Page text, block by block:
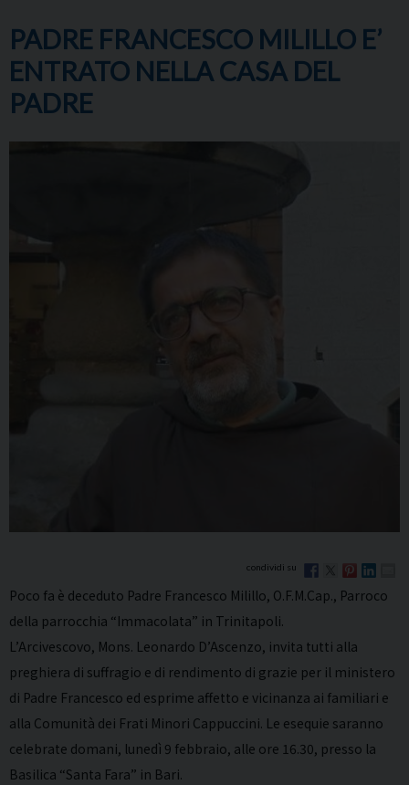
PADRE FRANCESCO MILILLO E’
ENTRATO NELLA CASA DEL
PADRE
Poco fa è deceduto Padre Francesco Milillo, O.F.M.Cap., Parroco
della parrocchia “Immacolata” in Trinitapoli.
L’Arcivescovo, Mons. Leonardo D’Ascenzo, invita tutti alla
preghiera di suffragio e di rendimento di grazie per il ministero
di Padre Francesco ed esprime affetto e vicinanza ai familiari e
alla Comunità dei Frati Minori Cappuccini. Le esequie saranno
celebrate domani, lunedì 9 febbraio, alle ore 16.30, presso la
Basilica “Santa Fara” in Bari.